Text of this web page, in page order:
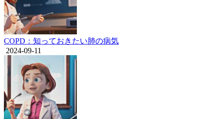
COPD：知っておきたい肺の病気
2024-09-11